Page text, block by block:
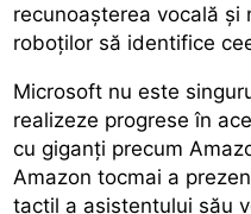
recunoașterea vocală și
roboților să identifice
Microsoft nu este
realizeze progrese în
cu giganți precum
Amazon tocmai a
tactil a asistentului său